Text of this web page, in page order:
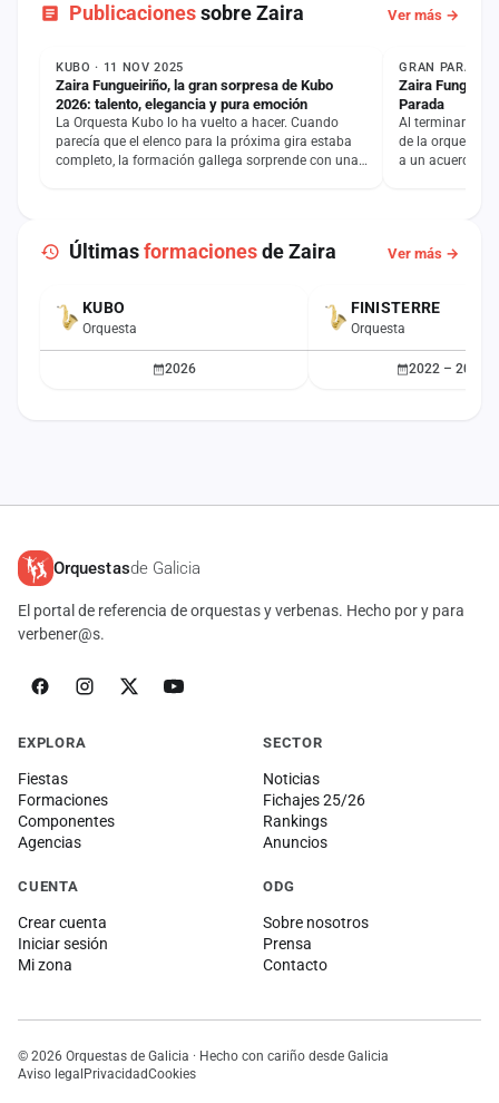
Publicacionessobre Zaira Ver más →
NOTICIA
KUBO · 11 NOV 2025
Zaira Fungueiriño, la gran sorpresa de Kubo
2026: talento, elegancia y pura emoción
La Orquesta Kubo lo ha vuelto a hacer. Cuando
parecía que el elenco para la próxima gira estaba
completo, la formación gallega sorprende con una
COMUNICADO
GRAN PARADA
Zaira
Parada
Al terminar esta
de la orquesta
a un acuerdo
Últimasformacionesde Zaira Ver más →
KUBO
Orquesta
2026
FINISTERRE
Orquesta
2022 – 2025
Orquestasde Galicia
El portal de referencia de orquestas y verbenas. Hecho por y para
verbener@s.
EXPLORA
Fiestas
Formaciones
Componentes
Agencias
SECTOR
Noticias
Fichajes 25/26
Rankings
Anuncios
CUENTA
Crear cuenta
Iniciar sesión
Mi zona
ODG
Sobre nosotros
Prensa
Contacto
© 2026 Orquestas de Galicia · Hecho con cariño desde Galicia
Aviso legal PrivacidadCookies